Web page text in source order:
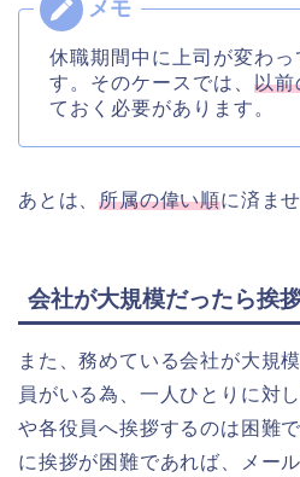
休職期間中に上司が変わっ
す。そのケースでは、 以前
ておく必要があります。
あとは、所属の偉い順に済ま
会社が大規模だったら挨
また、務めている会社が大規
員がいる為、一人ひとりに対
や各役員へ挨拶するのは困難
に挨拶が困難であれば、メー